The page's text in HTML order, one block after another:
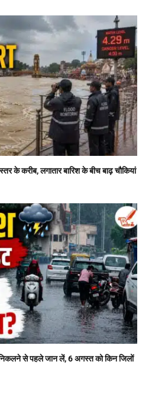
के करीब, लगातार बारिश के बीच बाढ़ चौकियां
से पहले जान लें, 6 अगस्त को किन जिलों